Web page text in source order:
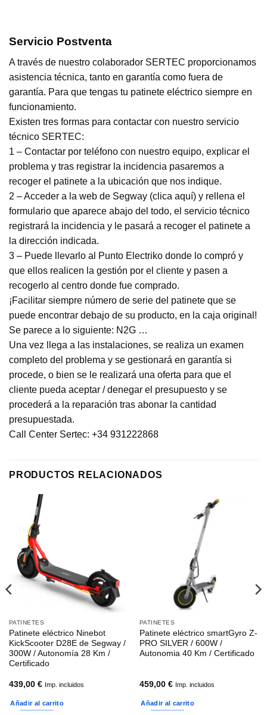
Servicio Postventa
A través de nuestro colaborador SERTEC proporcionamos
asistencia técnica, tanto en garantía como fuera de
garantía. Para que tengas tu patinete eléctrico siempre en
funcionamiento.
Existen tres formas para contactar con nuestro servicio
técnico SERTEC:
1 – Contactar por teléfono con nuestro equipo, explicar el
problema y tras registrar la incidencia pasaremos a
recoger el patinete a la ubicación que nos indique.
2 – Acceder a la web de Segway (clica aquí) y rellena el
formulario que aparece abajo del todo, el servicio técnico
registrará la incidencia y le pasará a recoger el patinete a
la dirección indicada.
3 – Puede llevarlo al Punto Electriko donde lo compró y
que ellos realicen la gestión por el cliente y pasen a
recogerlo al centro donde fue comprado.
¡Facilitar siempre número de serie del patinete que se
puede encontrar debajo de su producto, en la caja original!
Se parece a lo siguiente: N2G …
Una vez llega a las instalaciones, se realiza un examen
completo del problema y se gestionará en garantía si
procede, o bien se le realizará una oferta para que el
cliente pueda aceptar / denegar el presupuesto y se
procederá a la reparación tras abonar la cantidad
presupuestada.
Call Center Sertec: +34 931222868
PRODUCTOS RELACIONADOS
PATINETES
Patinete eléctrico Ninebot
KickScooter D28E de Segway /
300W / Autonomía 28 Km /
Certificado
439,00 € Imp. incluidos
Añadir al carrito
PATINETES
Patinete eléctrico smartGyro Z-
PRO SILVER / 600W /
Autonomia 40 Km / Certificado
459,00 € Imp. incluidos
Añadir al carrito